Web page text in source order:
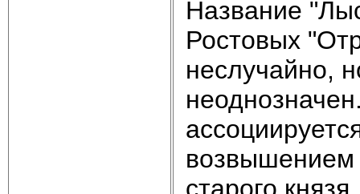
Название
Ростовых
неслучайно,
возвышением
старого